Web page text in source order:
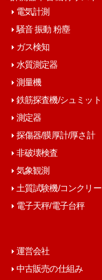
電気計測
騒音 振動 粉塵
ガス検知
水質測定器
測量機
鉄筋探査機/シュミット
測定器
探傷器/膜厚計/厚さ計
非破壊検査
気象観測
土質試験機/コンクリ
電子天秤/電子台秤
運営会社
中古販売の仕組み